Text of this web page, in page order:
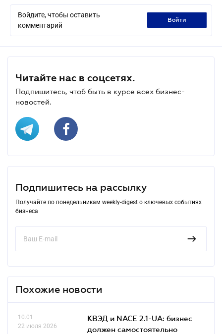
Войдите, чтобы оставить
комментарий
войти
Читайте нас в соцсетях.
Подпишитесь, чтоб быть в курсе всех бизнес-
новостей.
Подпишитесь на рассылку
Получайте по понедельникам weekly-digest о ключевых событиях
бизнеса
Похожие новости
10.01
22 июля 2026
КВЭД и NACE 2.1-UA: бизнес
должен самостоятельно